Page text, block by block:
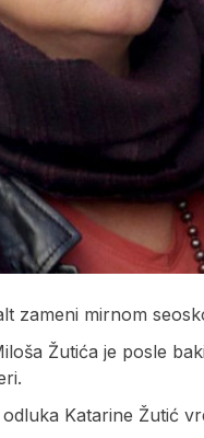
zameni mirnom
Žutića je posle
Katarine Žutić